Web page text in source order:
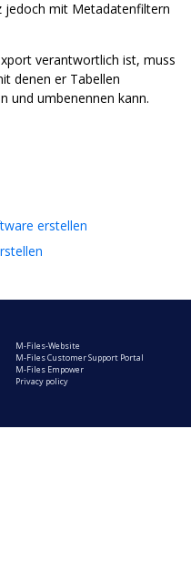
jedoch mit Metadatenfiltern
verantwortlich ist, muss
denen er Tabellen
und umbenennen kann.
erstellen
M-Files-Website
M-Files Customer Support Portal
M-Files Empower
Privacy policy